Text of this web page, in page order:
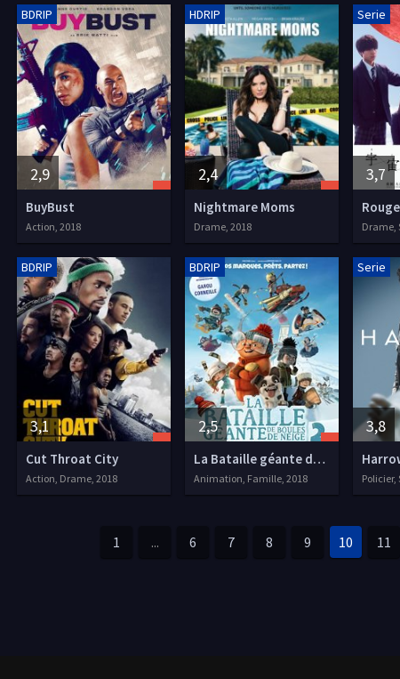
2,9
BDRIP
BuyBust
Action, 2018
2,4
HDRIP
Nightmare Moms
Drame, 2018
3,7
Serie
Drame,
3,1
BDRIP
Cut Throat City
Action, Drame, 2018
2,5
BDRIP
La Bataille géante de boules de neige 2, l'incroyable course de luge
Animation, Famille, 2018
3,8
Serie
Policier,
1 ... 6 7 8 9 10 11